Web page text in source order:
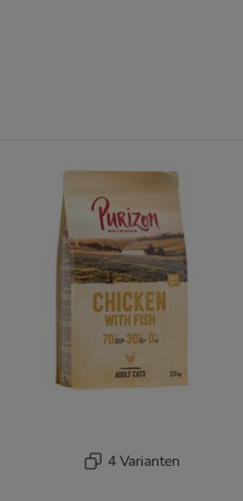
4 Varianten